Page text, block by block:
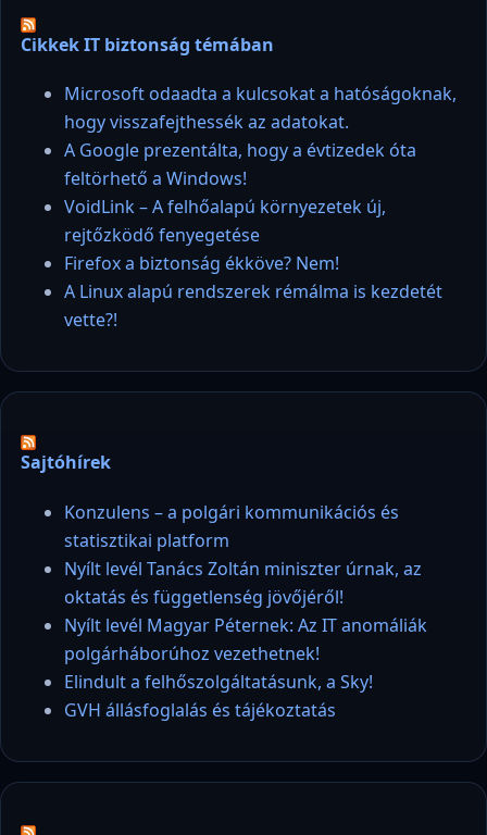
Cikkek IT biztonság témában
Microsoft odaadta a kulcsokat a hatóságoknak,
hogy visszafejthessék az adatokat.
A Google prezentálta, hogy a évtizedek óta
feltörhető a Windows!
VoidLink – A felhőalapú környezetek új,
rejtőzködő fenyegetése
Firefox a biztonság ékköve? Nem!
A Linux alapú rendszerek rémálma is kezdetét
vette?!
Sajtóhírek
Konzulens – a polgári kommunikációs és
statisztikai platform
Nyílt levél Tanács Zoltán miniszter úrnak, az
oktatás és függetlenség jövőjéről!
Nyílt levél Magyar Péternek: Az IT anomáliák
polgárháborúhoz vezethetnek!
Elindult a felhőszolgáltatásunk, a Sky!
GVH állásfoglalás és tájékoztatás